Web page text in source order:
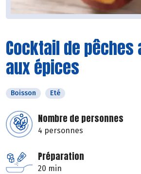
Cocktail de pêches
aux épices
Boisson Eté
Nombre de personnes
4 personnes
Préparation
20 min